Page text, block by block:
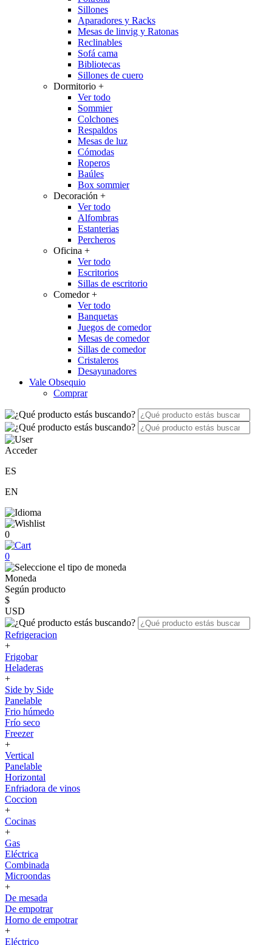
Sillones
Aparadores y Racks
Mesas de linvig y Ratonas
Reclinables
Sofá cama
Bibliotecas
Sillones de cuero
Dormitorio +
Ver todo
Sommier
Colchones
Respaldos
Mesas de luz
Cómodas
Roperos
Baúles
Box sommier
Decoración +
Ver todo
Alfombras
Estanterias
Percheros
Oficina +
Ver todo
Escritorios
Sillas de escritorio
Comedor+
Ver todo
Banquetas
Juegos de comedor
Mesas de comedor
Sillas de comedor
Cristaleros
Desayunadores
Vale Obsequio
Comprar
Acceder
ES
EN
0
0
Moneda
Según producto
$
USD
Refrigeracion
+
Frigobar
Heladeras
+
Side by Side
Panelable
Frio húmedo
Frío seco
Freezer
+
Vertical
Panelable
Horizontal
Enfriadora de vinos
Coccion
+
Cocinas
+
Gas
Eléctrica
Combinada
Microondas
+
De mesada
De empotrar
Horno de empotrar
+
Eléctrico